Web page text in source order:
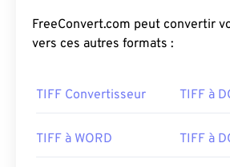
FreeConvert.com peut convertir vos
vers ces autres formats :
TIFF Convertisseur TIFF à
TIFF à WORD TIFF à